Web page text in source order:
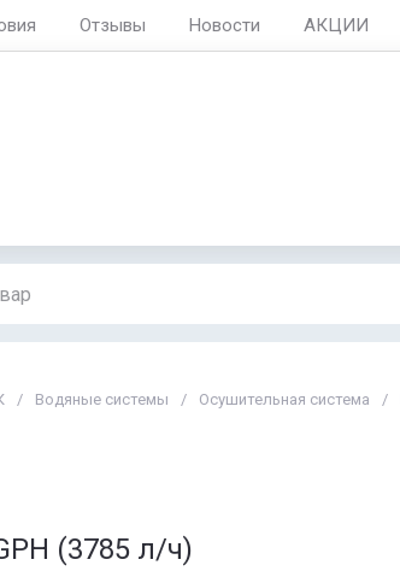
Отзывы Новости АКЦИИ
/ Водяные системы / Осушительная система /
(3785 л/ч)